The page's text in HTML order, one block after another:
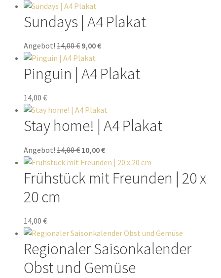
Sundays | A4 Plakat
Angebot! 14,00€ 9,00€
Pinguin | A4 Plakat
14,00 €
Stay home! | A4 Plakat
Angebot! 14,00€ 10,00€
Frühstück mit Freunden | 20 x
20 cm
14,00 €
Regionaler Saisonkalender
Obst und Gemüse